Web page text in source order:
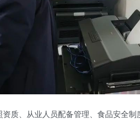
、从业人员配备管理、食品安全制